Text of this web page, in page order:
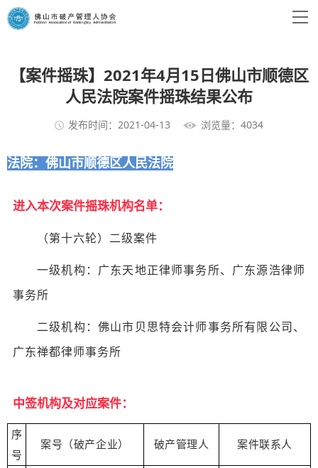
【案件摇珠】2021年4月15日佛山市顺德区
人民法院案件摇珠结果公布
发布时间：2021-04-13 浏览量：4034
法院： 佛山市顺德区人民法院
进入本次案件摇珠机构名单：
（第十六轮）二级案件
一级机构：广东天地正律师事务所、广东源浩律师
事务所
二级机构： 佛山市贝思特会计师事务所有限公司、
广东禅都律师事务所
中签机构及对应案件：
序
号
案号（破产企业） 破产管理人 案件联系人